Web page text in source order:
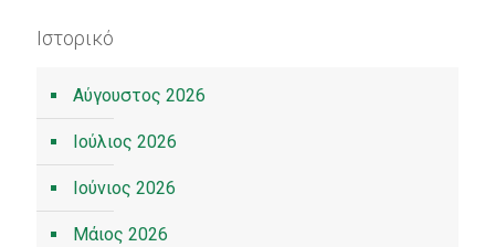
Ιστορικό
Αύγουστος 2026
Ιούλιος 2026
Ιούνιος 2026
Μάιος 2026